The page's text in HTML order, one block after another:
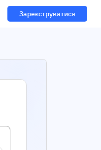
Зареєструватися